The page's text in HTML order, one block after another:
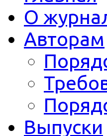
О
Авторам
Выпуски